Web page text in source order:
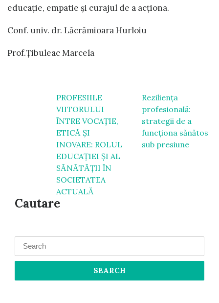
educație, empatie și curajul de a acționa.
Conf. univ. dr. Lăcrămioara Hurloiu
Prof.Țibuleac Marcela
Navigare
în
articole
PROFESIILE
VIITORULUI
ȊNTRE VOCAŢIE,
ETICᾸ ŞI
INOVARE: ROLUL
EDUCAŢIEI ŞI AL
SᾸNᾸTᾸŢII ȊN
SOCIETATEA
ACTUALᾸ
Reziliența
profesională:
strategii de a
funcționa sănătos
sub presiune
Cautare
for: